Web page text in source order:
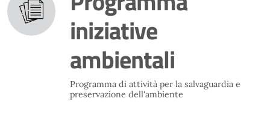
iniziative
ambientali
Programma di attività per la salvaguardia e
preservazione dell'ambiente